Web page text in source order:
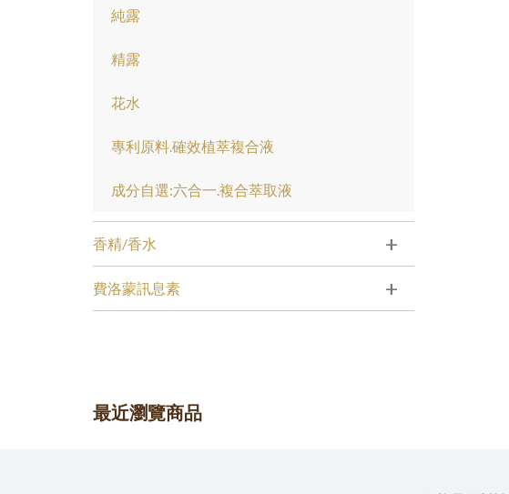
純露
精露
花水
專利原料.確效植萃複合液
成分自選:六合一.複合萃取液
香精/香水 +
費洛蒙訊息素 +
最近瀏覽商品